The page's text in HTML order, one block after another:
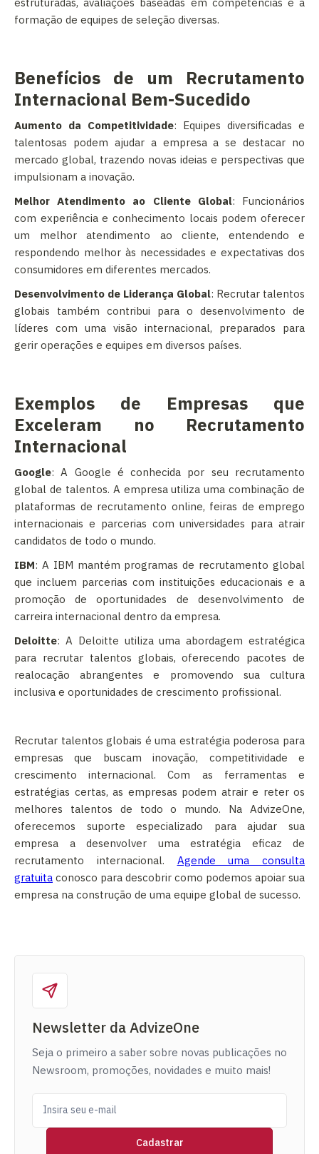
formação de equipes de seleção diversas.
Benefícios de um Recrutamento
Internacional Bem-Sucedido
Aumento da Competitividade: Equipes diversificadas e
talentosas podem ajudar a empresa a se destacar no
mercado global, trazendo novas ideias e perspectivas que
impulsionam a inovação.
Melhor Atendimento ao Cliente Global: Funcionários
com experiência e conhecimento locais podem oferecer
um melhor atendimento ao cliente, entendendo e
respondendo melhor às necessidades e expectativas dos
consumidores em diferentes mercados.
Desenvolvimento de Liderança Global: Recrutar talentos
globais também contribui para o desenvolvimento de
líderes com uma visão internacional, preparados para
gerir operações e equipes em diversos países.
Exemplos de Empresas que
Exceleram no Recrutamento
Internacional
Google: A Google é conhecida por seu recrutamento
global de talentos. A empresa utiliza uma combinação de
plataformas de recrutamento online, feiras de emprego
internacionais e parcerias com universidades para atrair
candidatos de todo o mundo.
IBM: A IBM mantém programas de recrutamento global
que incluem parcerias com instituições educacionais e a
promoção de oportunidades de desenvolvimento de
carreira internacional dentro da empresa.
Deloitte: A Deloitte utiliza uma abordagem estratégica
para recrutar talentos globais, oferecendo pacotes de
realocação abrangentes e promovendo sua cultura
inclusiva e oportunidades de crescimento profissional.
Recrutar talentos globais é uma estratégia poderosa para
empresas que buscam inovação, competitividade e
crescimento internacional. Com as ferramentas e
estratégias certas, as empresas podem atrair e reter os
melhores talentos de todo o mundo. Na AdvizeOne,
oferecemos suporte especializado para ajudar sua
empresa a desenvolver uma estratégia eficaz de
recrutamento internacional. Agende uma consulta
gratuita conosco para descobrir como podemos apoiar sua
empresa na construção de uma equipe global de sucesso.
Newsletter da AdvizeOne
Seja o primeiro a saber sobre novas publicações no
Newsroom, promoções, novidades e muito mais!